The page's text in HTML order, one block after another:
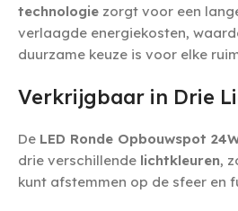
technologie zorgt voor een
verlaagde energiekosten,
duurzame keuze is voor elke
Verkrijgbaar in Drie
De LED Ronde Opbouwspot
drie verschillende lichtkleuren,
kunt afstemmen op de sfeer en